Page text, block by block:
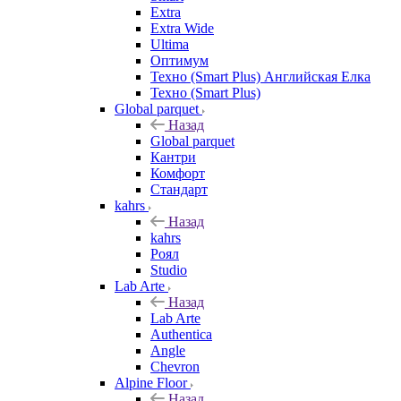
Extra
Extra Wide
Ultima
Оптимум
Техно (Smart Plus) Английская Елка
Техно (Smart Plus)
Global parquet
Назад
Global parquet
Кантри
Комфорт
Стандарт
kahrs
Назад
kahrs
Роял
Studio
Lab Arte
Назад
Lab Arte
Authentica
Angle
Chevron
Alpine Floor